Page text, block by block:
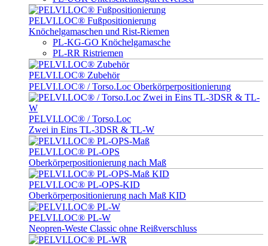
PELVI.LOC® Fußpositionierung
Knöchelgamaschen und Rist-Riemen
PL-KG-GO Knöchelgamasche
PL-RR Ristriemen
PELVI.LOC® Zubehör
PELVI.LOC® / Torso.Loc Oberkörperpositionierung
PELVI.LOC® / Torso.Loc
Zwei in Eins TL-3DSR & TL-W
PELVI.LOC® PL-OPS
Oberkörperpositionierung nach Maß
PELVI.LOC® PL-OPS-KID
Oberkörperpositionierung nach Maß KID
PELVI.LOC® PL-W
Neopren-Weste Classic ohne Reißverschluss